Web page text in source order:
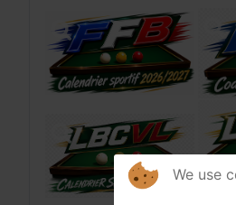
We use